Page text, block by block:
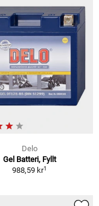
Delo
Gel Batteri, Fyllt
988,59 kr1